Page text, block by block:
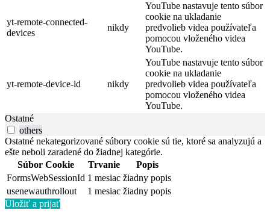
yt-remote-connected-
devices
nikdy
YouTube nastavuje tento súbor
cookie na ukladanie
predvolieb videa používateľa
pomocou vloženého videa
YouTube.
yt-remote-device-id nikdy
YouTube nastavuje tento súbor
cookie na ukladanie
predvolieb videa používateľa
pomocou vloženého videa
YouTube.
Ostatné
others
Ostatné nekategorizované súbory cookie sú tie, ktoré sa analyzujú a
ešte neboli zaradené do žiadnej kategórie.
Súbor Cookie
Trvanie
Popis
FormsWebSessionId 1 mesiac žiadny popis
usenewauthrollout
1 mesiac žiadny popis
Uložiť a prijať